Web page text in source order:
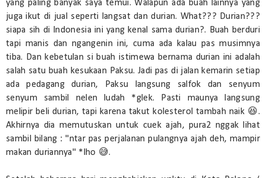
yang paling banyak saya temui. Walapun ada buah lainnya yang
juga ikut di jual seperti langsat dan durian. What??? Durian???
siapa sih di Indonesia ini yang kenal sama durian?. Buah berduri
tapi manis dan ngangenin ini, cuma ada kalau pas musimnya
tiba. Dan kebetulan si buah istimewa bernama durian ini adalah
salah satu buah kesukaan Paksu. Jadi pas di jalan kemarin setiap
ada pedagang durian, Paksu langsung salfok dan senyum
senyum sambil nelen ludah *glek. Pasti maunya langsung
melipir beli durian, tapi karena takut kolesterol tambah naik 😆.
Akhirnya dia memutuskan untuk cuek ajah, pura2 nggak lihat
sambil bilang : "ntar pas perjalanan pulangnya ajah deh, mampir
makan duriannya" *lho 😅.